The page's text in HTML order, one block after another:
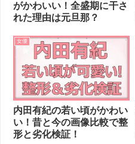
がかわいい！全盛期に干さ
れた理由は元旦那？
女優
内田有紀の若い頃がかわい
い！昔と今の画像比較で整
形と劣化検証！